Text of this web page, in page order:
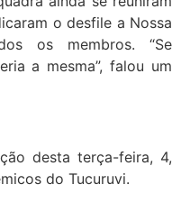
o desfile a Nossa
os membros. “Se
a mesma”, falou um
desta terça-feira, 4,
do Tucuruvi.